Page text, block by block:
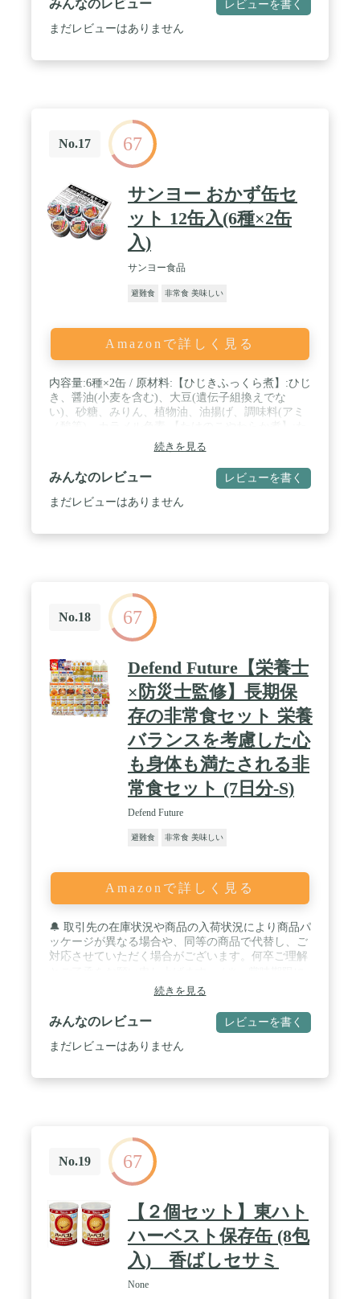
化物23.7g ナトリウム1047mg 食塩相当量2.7g / 温め
ずそのままご飯に掛けても食べられる。 / 賞味期間
みんなのレビュー レビューを書く
まだレビューはありません
No.17 67
サンヨー おかず缶セ
ット 12缶入(6種×2缶
入)
サンヨー食品
避難食 非常食 美味しい
Amazonで詳しく見る
内容量:6種×2缶 / 原材料:【ひじきふっくら煮】:ひじ
き、醤油(小麦を含む)、大豆(遺伝子組換えでな
い)、砂糖、みりん、植物油、油揚げ、調味料(アミ
けのこ、醤油(小麦を含む)、砂糖、みりん、かつお
節、調味料(アミノ酸等) 【きんぴらごぼう】:ごぼ
う、にんじん、醤油、砂糖、なたね油、胡麻、みり
ん、食塩、唐辛子、カラメル色素、PH調整剤、酸化
防止剤(ビタミンC)、(原材料の一部に小麦を含む)
こ、こんにゃく、醤油、糖類(砂糖、水飴)、食塩、
オニオンパウダー、調味料(アミノ酸等)、カラメル
色素(原材料の一部に小麦を含む) / 商品サイズ(高さ
x奥行x幅):60mm×238mm×160mm
続きを見る
みんなのレビュー レビューを書く
まだレビューはありません
No.18 67
Defend Future【栄養士
×防災士監修】長期保
存の非常食セット 栄養
バランスを考慮した心
も身体も満たされる非
常食セット (7日分-S)
Defend Future
避難食 非常食 美味しい
Amazonで詳しく見る
🔔 取引先の在庫状況や商品の入荷状況により商品パ
ッケージが異なる場合や、同等の商品で代替し、ご
対応させていただく場合がございます。何卒ご理解
関して ➡️ 賞味期限保証は4年以上とさせていた
だいております。 / ✳️ なぜ、３日ではなく７日間
分必要なの❓ ➡️ 内閣府の最終報告で「✓最低で
も３日、できれば１週間」の備蓄を推奨となりまし
時には少ないと感じております。そこで当店では
てしまいます。 なので一般成人に✓最適な１日
1600kcal 前後になるよう計算しました。 栄養素はも
ちろん、おかずやおやつにもこだわり 肉体的にも精
神的にも満足できるセットです。 / ✳️ 👨🏻‍🚒防災
士と👩🏻‍⚕️栄養士が考案しました。➡️ 他社の非常食
セットは「生き延びること」だけに焦点を当てた低
栄養や炭水化物中心の食材ばかりで、 慣れない被災
生活のストレスや栄養バランスを考慮していないセ
ットがほとんどです。✓当店の非常食セットは、震
災直後を生き抜くことはもちろん栄養バランスやス
続きを見る
みんなのレビュー レビューを書く
まだレビューはありません
No.19 67
【２個セット】東ハト
ハーベスト保存缶 (8包
入) 香ばしセサミ
None